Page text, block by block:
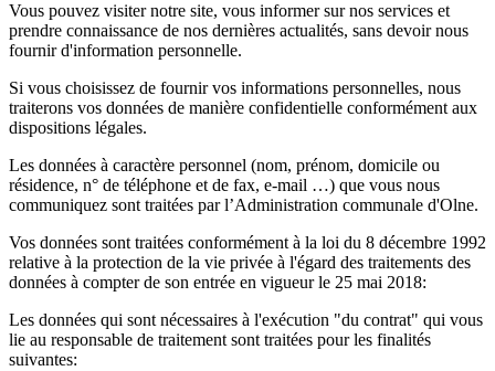
Vous pouvez visiter notre site, vous informer sur nos services et
prendre connaissance de nos dernières actualités, sans devoir nous
fournir d'information personnelle.
Si vous choisissez de fournir vos informations personnelles, nous
traiterons vos données de manière confidentielle conformément aux
dispositions légales.
Les données à caractère personnel (nom, prénom, domicile ou
résidence, n° de téléphone et de fax, e-mail …) que vous nous
communiquez sont traitées par l’Administration communale d'Olne.
Vos données sont traitées conformément à la loi du 8 décembre 1992
relative à la protection de la vie privée à l'égard des traitements des
données à compter de son entrée en vigueur le 25 mai 2018:
Les données qui sont nécessaires à l'exécution "du contrat" qui vous
lie au responsable de traitement sont traitées pour les finalités
suivantes: